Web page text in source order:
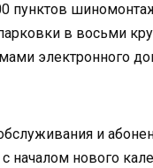
пунктов
в восьми
электронного
и
началом нового